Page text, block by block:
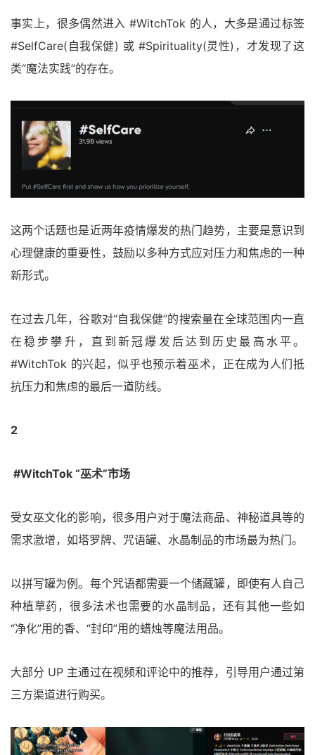
事实上，很多偶然进入 #WitchTok 的人，大多是通过标签
#SelfCare(自我保健) 或 #Spirituality(灵性)，才发现了这
类“魔法实践”的存在。
这两个话题也是近两年疫情爆发的热门趋势，主要是意识到
心理健康的重要性，鼓励以多种方式应对压力和焦虑的一种
新形式。
在过去几年，谷歌对“自我保健”的搜索量在全球范围内一直
在稳步攀升，直到新冠爆发后达到历史最高水平。
#WitchTok 的兴起，似乎也预示着巫术，正在成为人们抵
抗压力和焦虑的最后一道防线。
2
#WitchTok “巫术”市场
受女巫文化的影响，很多用户对于魔法商品、神秘道具等的
需求激增，如塔罗牌、咒语罐、水晶制品的市场最为热门。
以拼写罐为例。每个咒语都需要一个储藏罐，即使有人自己
种植草药，很多法术也需要的水晶制品，还有其他一些如
“净化”用的香、“封印”用的蜡烛等魔法用品。
大部分 UP 主通过在视频和评论中的推荐，引导用户通过第
三方渠道进行购买。